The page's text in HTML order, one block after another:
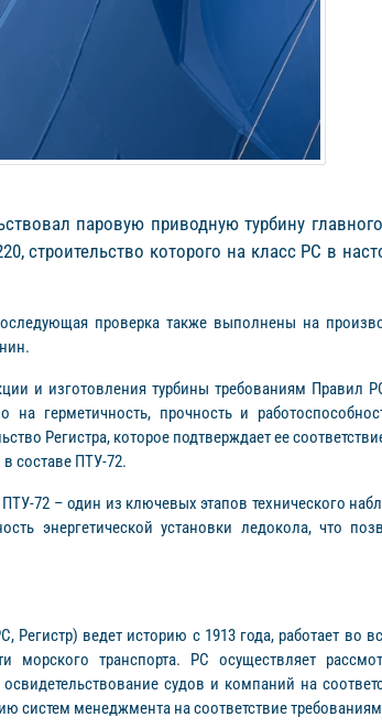
паровую приводную турбину
строительство которого на класс РС в
проверка также выполнены на
и изготовления турбины требованиям Правил
герметичность, прочность и
Регистра, которое подтверждает ее
составе ПТУ-72.
72 – один из ключевых этапов технического
энергетической установки ледокола, что
Регистр) ведет историю с 1913 года, работает во
транспорта. РС осуществляет
судов и компаний на
систем менеджмента на соответствие